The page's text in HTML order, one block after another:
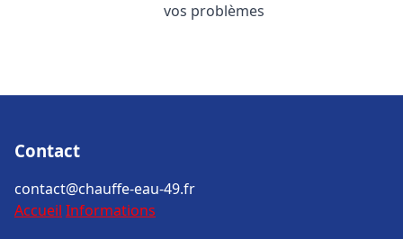
vos problèmes
Contact
contact@chauffe-eau-49.fr
Accueil Informations